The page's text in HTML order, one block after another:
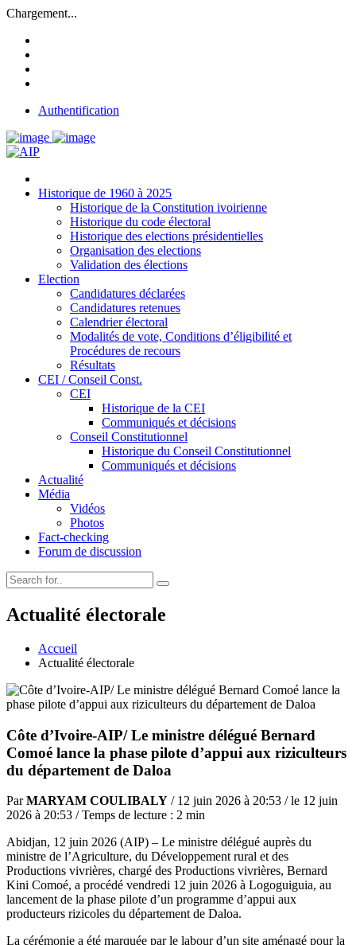
Chargement...
Authentification
Historique de 1960 à 2025
Historique de la Constitution ivoirienne
Historique du code électoral
Historique des elections présidentielles
Organisation des elections
Validation des élections
Election
Candidatures déclarées
Candidatures retenues
Calendrier électoral
Modalités de vote, Conditions d’éligibilité et
Procédures de recours
Résultats
CEI / Conseil Const.
CEI
Historique de la CEI
Communiqués et décisions
Conseil Constitutionnel
Historique du Conseil Constitutionnel
Communiqués et décisions
Actualité
Média
Vidéos
Photos
Fact-checking
Forum de discussion
Actualité électorale
Accueil
Actualité électorale
Côte d’Ivoire-AIP/ Le ministre délégué Bernard
Comoé lance la phase pilote d’appui aux riziculteurs
du département de Daloa
ParMARYAM COULIBALY / 12 juin 2026 à 20:53 / le 12 juin
2026 à 20:53 / Temps de lecture : 2 min
Abidjan, 12 juin 2026 (AIP) – Le ministre délégué auprès du
ministre de l’Agriculture, du Développement rural et des
Productions vivrières, chargé des Productions vivrières, Bernard
Kini Comoé, a procédé vendredi 12 juin 2026 à Logoguiguia, au
lancement de la phase pilote d’un programme d’appui aux
producteurs rizicoles du département de Daloa.
La cérémonie a été marquée par le labour d’un site aménagé pour la